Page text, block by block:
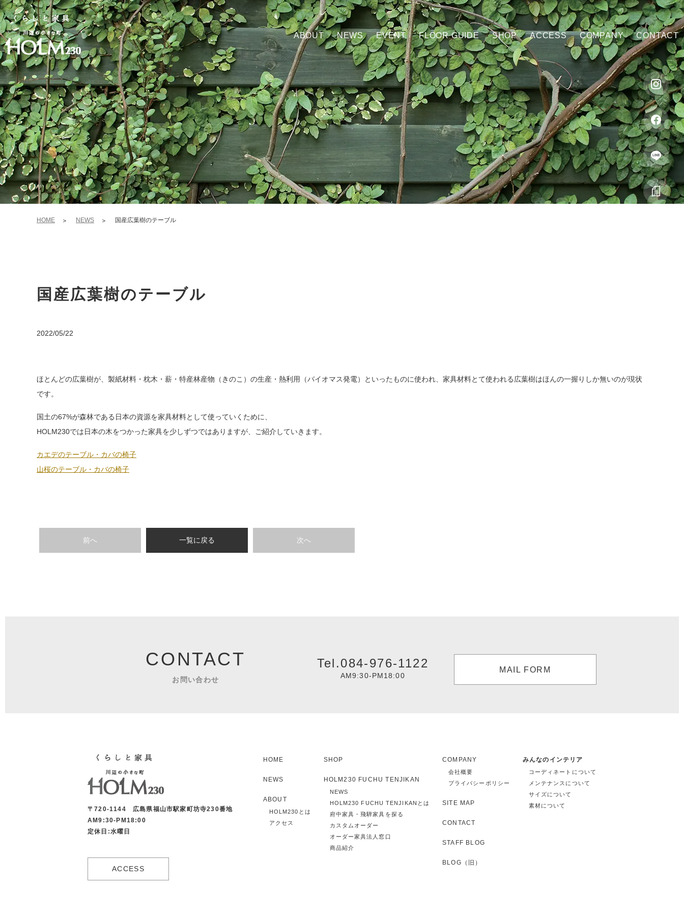
ABOUT NEWS EVENT FLOOR GUIDE SHOP ACCESS COMPANY CONTACT
HOME NEWS 国産広葉樹のテーブル
国産広葉樹のテーブル
2022/05/22
ほとんどの広葉樹が、製紙材料・枕木・薪・特産林産物（きのこ）の生産・熱利用（バイオマス発電）といったものに使われ、家具材料とて使われる広葉樹はほんの一握りしか無いのが現状
です。
国土の67%が森林である日本の資源を家具材料として使っていくために、
HOLM230では日本の木をつかった家具を少しずつではありますが、ご紹介していきます。
カエデのテーブル・カバの椅子
山桜のテーブル・カバの椅子
前へ 一覧に戻る 次へ
CONTACT
お問い合わせ
Tel.084-976-1122
AM9:30-PM18:00
MAIL FORM
〒720-1144 広島県福山市駅家町坊寺230番地
AM9:30-PM18:00
定休日:水曜日
ACCESS
HOME
NEWS
ABOUT
HOLM230とは
アクセス
SHOP
HOLM230 FUCHU TENJIKAN
NEWS
HOLM230 FUCHU TENJIKANとは
府中家具・飛騨家具を探る
カスタムオーダー
オーダー家具法人窓口
商品紹介
COMPANY
会社概要
プライバシーポリシー
SITE MAP
CONTACT
STAFF BLOG
BLOG（旧）
みんなのインテリア
コーディネートについて
メンテナンスについて
サイズについて
素材について